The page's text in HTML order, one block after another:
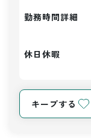
勤務時間詳細
休日休暇
キープする